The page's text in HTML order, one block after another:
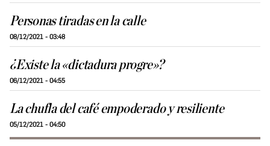
Personas tiradas en la calle
08/12/2021 - 03:48
¿Existe la «dictadura progre»?
06/12/2021 - 04:55
La chufla del café empoderado y resiliente
05/12/2021 - 04:50